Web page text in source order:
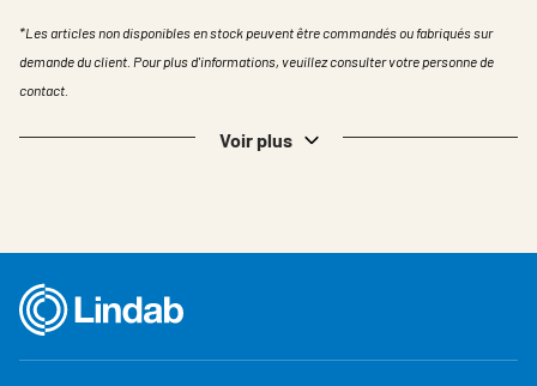
*Les articles non disponibles en stock peuvent être commandés ou fabriqués sur
demande du client. Pour plus d'informations, veuillez consulter votre personne de
contact.
Voir plus